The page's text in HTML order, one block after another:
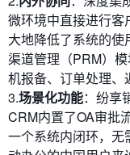
微环境中直接进行客
大地降低了系统的
渠道管理（PRM）
机报备、订单处理、
3.场景化功能：纷享
CRM内置了OA审批
一个系统内闭环，